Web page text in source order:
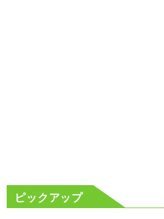
ピックアップ